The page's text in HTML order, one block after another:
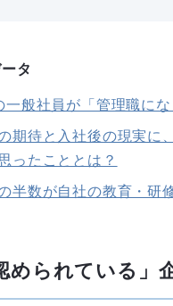
タ
一般社員が「管理職に
期待と入社後の現実に
ったこととは？
半数が自社の教育・研
められている」